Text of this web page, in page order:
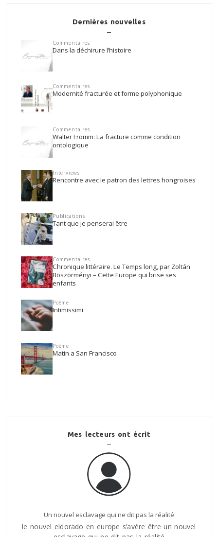
Dernières nouvelles
Commentaires
Dans la déchirure l’histoire
Commentaires
Modernité fracturée et forme polyphonique
Commentaires
Walter Fromm: La fracture comme condition
ontologique
Interviews
Rencontre avec le patron des lettres hongroises
Publications
Tant que je penserai être
Commentaires
Chronique littéraire. Le Temps long, par Zoltán
Böszörményi – Cette Europe qui brise ses
enfants
Poème
Intimissimi
Poème
Matin a San Francisco
Mes lecteurs ont écrit
Un nouvel esclavage qui ne dit pas la réalité
le nouvel eldorado en europe s’avère être un nouvelILy a